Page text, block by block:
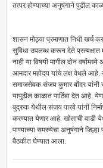
तत्पर होण्याच्या अनुषंगाने पुढील
शासन मोठ्या प्रमाणात निधी खर्च
सुविधा उपलब्ध करून देते प्रत्यक्षात
नाही या विषयी मागील दोन
आमदार महोदय यांचे लक्ष वेधले आहे.
समाजसेवक संजय कुमार बोंदर
यापुढील काळात पाठिंबा देत आहे.
बुद्रुक येथील संजय पारवे यांनी
करण्यात येणार आहे. खोताची वाडी
पाण्याच्या समस्येचा अनुषंगाने जिल्हा
बैठकीत घेण्यात आला.